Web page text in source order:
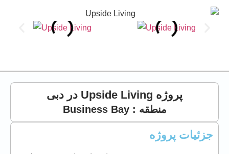
پروژه Upside Living در دبی
منطقه : Business Bay
جزئیات پروژه